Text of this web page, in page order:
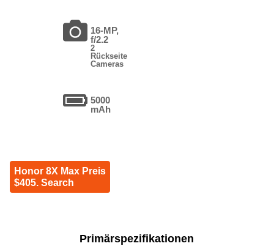
16-MP,
f/2.2
2
Rückseite
Cameras
5000
mAh
Honor 8X Max Preis
$405. Search
Primärspezifikationen